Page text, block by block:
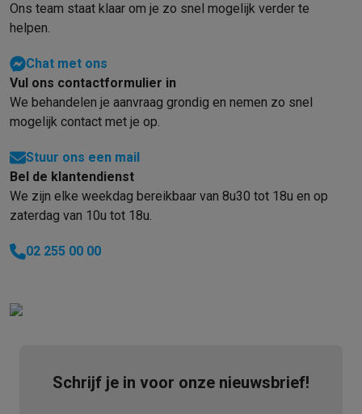
Ons team staat klaar om je zo snel mogelijk verder te
helpen.
Chat met ons
Vul ons contactformulier in
We behandelen je aanvraag grondig en nemen zo snel
mogelijk contact met je op.
Stuur ons een mail
Bel de klantendienst
We zijn elke weekdag bereikbaar van 8u30 tot 18u en op
zaterdag van 10u tot 18u.
02 255 00 00
Schrijf je in voor onze nieuwsbrief!